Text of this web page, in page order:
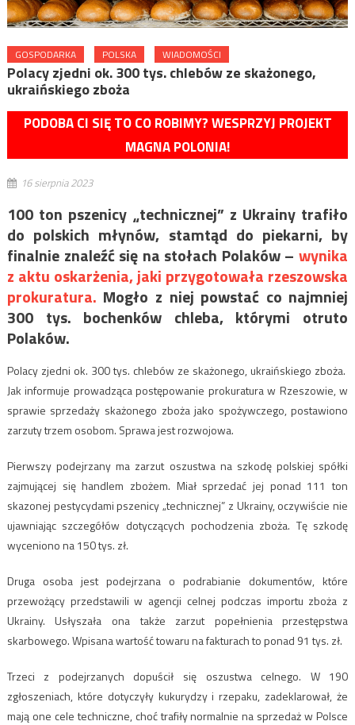
GOSPODARKA POLSKA WIADOMOŚCI
Polacy zjedni ok. 300 tys. chlebów ze skażonego,
ukraińskiego zboża
PODOBA CI SIĘ TO CO ROBIMY? WESPRZYJ PROJEKT
MAGNA POLONIA!
16 sierpnia 2023
100 ton pszenicy „technicznej” z Ukrainy trafiło
do polskich młynów, stamtąd do piekarni, by
finalnie znaleźć się na stołach Polaków –wynika
z aktu oskarżenia, jaki przygotowała rzeszowska
prokuratura. Mogło z niej powstać co najmniej
300 tys. bochenków chleba, którymi otruto
Polaków.
Polacy zjedni ok. 300 tys. chlebów ze skażonego, ukraińskiego zboża.
Jak informuje prowadząca postępowanie prokuratura w Rzeszowie, w
sprawie sprzedaży skażonego zboża jako spożywczego, postawiono
zarzuty trzem osobom. Sprawa jest rozwojowa.
Pierwszy podejrzany ma zarzut oszustwa na szkodę polskiej spółki
zajmującej się handlem zbożem. Miał sprzedać jej ponad 111 ton
skazonej pestycydami pszenicy „technicznej” z Ukrainy, oczywiście nie
ujawniając szczegółów dotyczących pochodzenia zboża. Tę szkodę
wyceniono na 150 tys. zł.
Druga osoba jest podejrzana o podrabianie dokumentów, które
przewożący przedstawili w agencji celnej podczas importu zboża z
Ukrainy. Usłyszała ona także zarzut popełnienia przestępstwa
skarbowego. Wpisana wartość towaru na fakturach to ponad 91 tys. zł.
Trzeci z podejrzanych dopuścił się oszustwa celnego. W 190
zgłoszeniach, które dotyczyły kukurydzy i rzepaku, zadeklarował, że
mają one cele techniczne, choć trafiły normalnie na sprzedaż w Polsce